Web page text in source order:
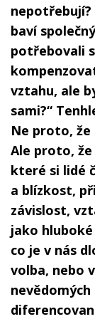
baví
potřebovali
vztahu, ale
sami?“
Ne proto, že
Ale proto,
které si lidé
a blízkost,
závislost,
jako
co je v nás
volba, nebo
nevědomých